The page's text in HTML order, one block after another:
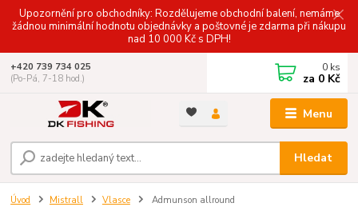
Upozornění pro obchodníky: Rozdělujeme obchodní balení, nemáme
žádnou minimální hodnotu objednávky a poštovné je zdarma při nákupu
nad 10 000 Kč s DPH!
Menu
Hledat
+420 739 734 025
(Po-Pá, 7-18 hod.)
0 ks
za 0 Kč
Úvod Mistrall Vlasce Admunson allround